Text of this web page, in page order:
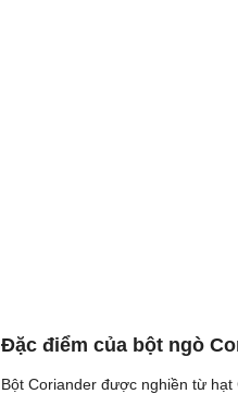
Đặc điểm của bột ngò
Bột Coriander được nghiền từ